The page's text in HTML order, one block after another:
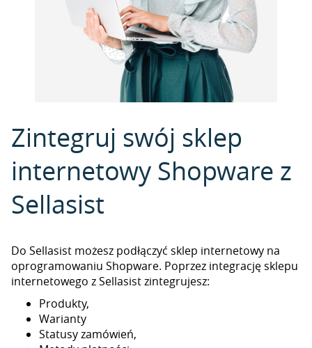
Zintegruj swój sklep
internetowy Shopware z
Sellasist
Do Sellasist możesz podłączyć sklep internetowy na
oprogramowaniu Shopware. Poprzez integrację sklepu
internetowego z Sellasist zintegrujesz:
Produkty,
Warianty
Statusy zamówień,